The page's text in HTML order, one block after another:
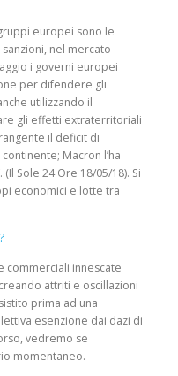
europei sono le
nel mercato
i governi europei
per difendere gli
utilizzando il
gli effetti extraterritoriali
il deficit di
Macron l’ha
(Il Sole 24 Ore 18/05/18). Si
economici e lotte tra
commerciali innescate
attriti e oscillazioni
prima ad una
esenzione dai dazi di
vedremo se
momentaneo.